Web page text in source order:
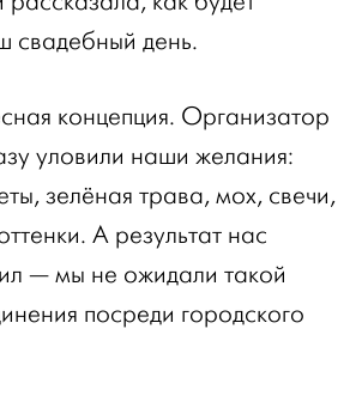
свадебный день.
концепция. Организатор
уловили наши желания:
зелёная трава, мох, свечи,
А результат нас
— мы не ожидали такой
посреди городского